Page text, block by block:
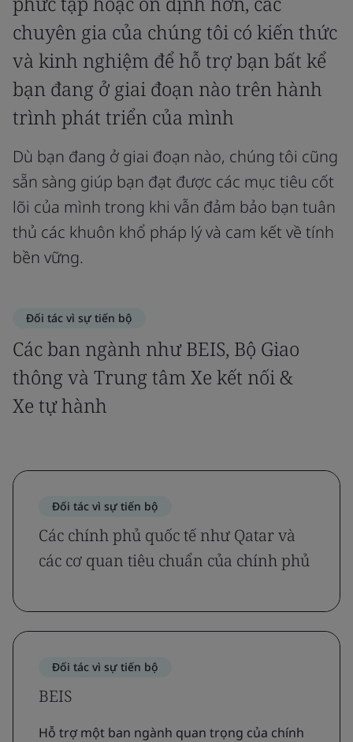
chuyên gia của chúng tôi có kiến thức
và kinh nghiệm để hỗ trợ bạn bất kể
bạn đang ở giai đoạn nào trên hành
trình phát triển của mình
Dù bạn đang ở giai đoạn nào, chúng tôi cũng
sẵn sàng giúp bạn đạt được các mục tiêu cốt
lõi của mình trong khi vẫn đảm bảo bạn tuân
thủ các khuôn khổ pháp lý và cam kết về tính
bền vững.
Đối tác vì sự tiến bộ
Các ban ngành như BEIS, Bộ Giao
thông và Trung tâm Xe kết nối &
Xe tự hành
Đối tác vì sự tiến bộ
Các chính phủ quốc tế như Qatar và
các cơ quan tiêu chuẩn của chính phủ
Đối tác vì sự tiến bộ
BEIS
Hỗ trợ một ban ngành quan trọng của chính